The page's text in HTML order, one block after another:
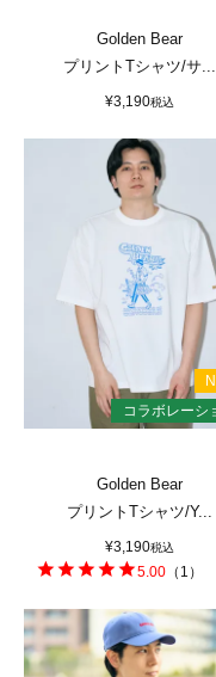
Golden Bear
プリントTシャツ/サ...
¥3,190税込
Golden Bear
プリントTシャツ/Y...
¥3,190税込
5.00 （ 1 ）